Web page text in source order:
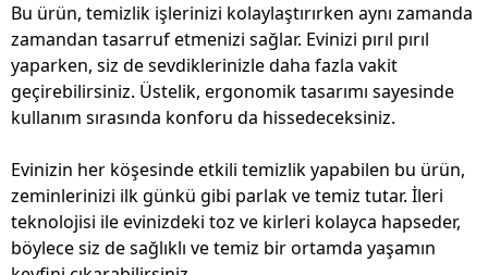
Bu ürün, temizlik işlerinizi kolaylaştırırken aynı zamanda
zamandan tasarruf etmenizi sağlar. Evinizi pırıl pırıl
yaparken, siz de sevdiklerinizle daha fazla vakit
geçirebilirsiniz. Üstelik, ergonomik tasarımı sayesinde
kullanım sırasında konforu da hissedeceksiniz.
Evinizin her köşesinde etkili temizlik yapabilen bu ürün,
zeminlerinizi ilk günkü gibi parlak ve temiz tutar. İleri
teknolojisi ile evinizdeki toz ve kirleri kolayca hapseder,
böylece siz de sağlıklı ve temiz bir ortamda yaşamın